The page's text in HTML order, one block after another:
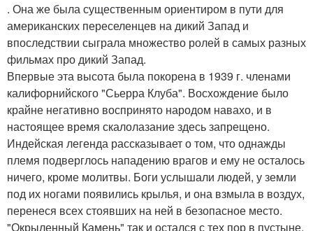
. Она же была существенным ориентиром в пути для
американских переселенцев на дикий Запад и
впоследствии сыграла множество ролей в самых разных
фильмах про дикий Запад.
Впервые эта высота была покорена в 1939 г. членами
калифорнийского "Сьерра Клуба". Восхождение было
крайне негативно воспринято народом навахо, и в
настоящее время скалолазание здесь запрещено.
Индейская легенда рассказывает о том, что однажды
племя подверглось нападению врагов и ему не осталось
ничего, кроме молитвы. Боги услышали людей, у земли
под их ногами появились крылья, и она взмыла в воздух,
перенеся всех стоявших на ней в безопасное место.
"Окрыленный Камень" так и остался с тех пор в пустыне.